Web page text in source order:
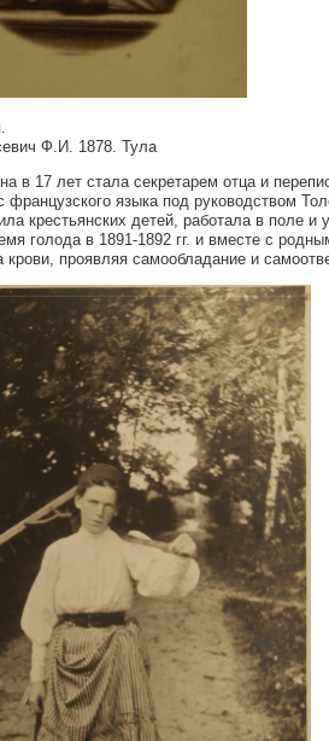
Ф.И. 1878. Тула
в 17 лет стала секретарем отца и
французского языка под руководством
крестьянских детей, работала в поле
голода в 1891-1892 гг. и вместе с
крови, проявляя самообладание и